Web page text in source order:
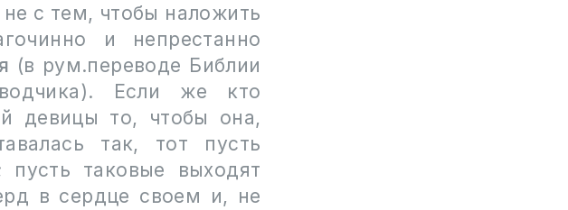
с тем, чтобы наложить
и непрестанно
(в рум.переводе Библии
. Если же кто
девицы то, чтобы она,
так, тот пусть
пусть таковые выходят
в сердце своем и, не